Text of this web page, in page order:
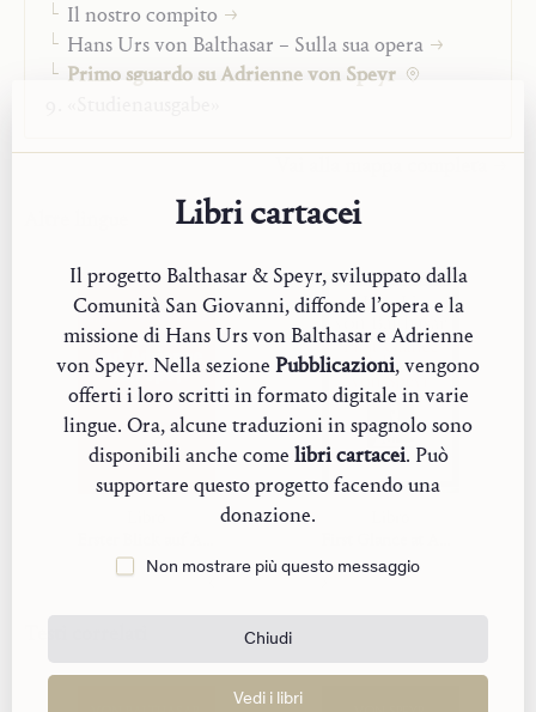
Il nostro compito
Hans Urs von Balthasar – Sulla sua opera
Primo sguardo su Adrienne von Speyr
Libri cartacei
Il progetto Balthasar & Speyr, sviluppato dalla
Comunità San Giovanni, diffonde l’opera e la
missione di Hans Urs von Balthasar e Adrienne
von Speyr. Nella sezione Pubblicazioni, vengono
offerti i loro scritti in formato digitale in varie
lingue. Ora, alcune traduzioni in spagnolo sono
disponibili anche come libri cartacei. Può
supportare questo progetto facendo una
donazione.
Non mostrare più questo messaggio
Chiudi
Vedi i libri